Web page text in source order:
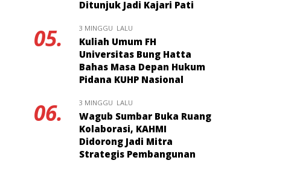
Ditunjuk Jadi Kajari Pati
05. 3 MINGGU LALU
Kuliah Umum FH
Universitas Bung Hatta
Bahas Masa Depan Hukum
Pidana KUHP Nasional
06. 3 MINGGU LALU
Wagub Sumbar Buka Ruang
Kolaborasi, KAHMI
Didorong Jadi Mitra
Strategis Pembangunan